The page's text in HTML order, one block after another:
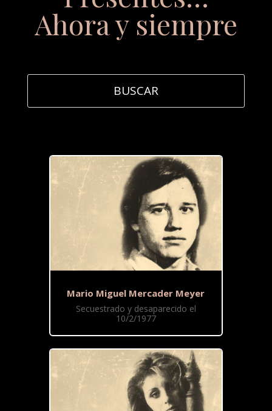
Ahora y siempre
Mario Miguel Mercader Meyer
Secuestrado y desaparecido el
10/2/1977